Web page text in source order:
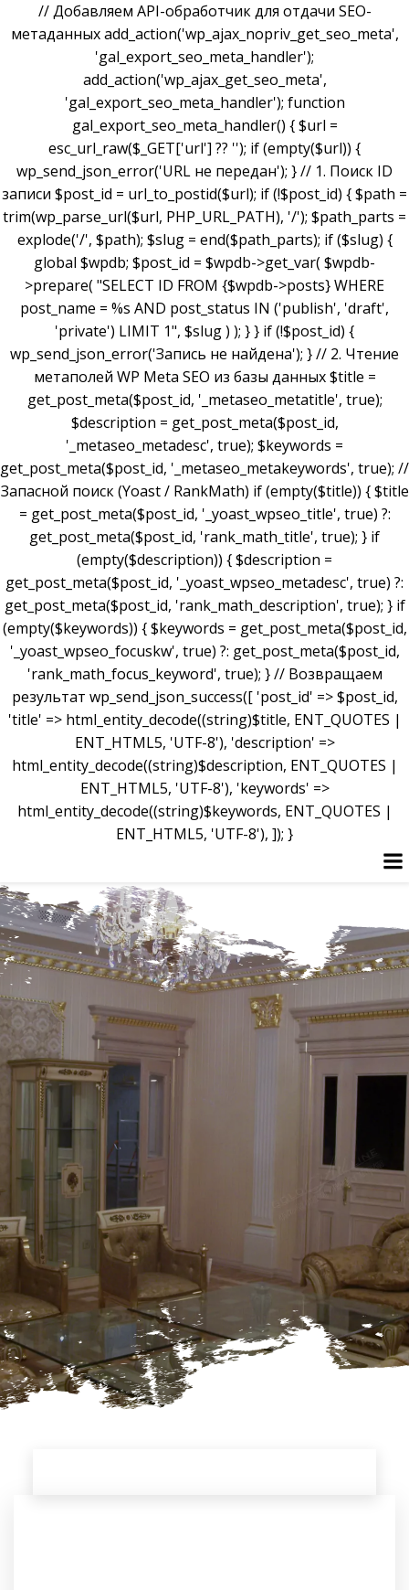
// Добавляем API-обработчик для отдачи SEO-
метаданных add_action('wp_ajax_nopriv_get_seo_meta',
'gal_export_seo_meta_handler');
add_action('wp_ajax_get_seo_meta',
'gal_export_seo_meta_handler'); function
gal_export_seo_meta_handler() { $url =
esc_url_raw($_GET['url'] ?? ''); if (empty($url)) {
wp_send_json_error('URL не передан'); } // 1. Поиск ID
записи $post_id = url_to_postid($url); if (!$post_id) { $path =
trim(wp_parse_url($url, PHP_URL_PATH), '/'); $path_parts =
explode('/', $path); $slug = end($path_parts); if ($slug) {
global $wpdb; $post_id = $wpdb->get_var( $wpdb-
>prepare( "SELECT ID FROM {$wpdb->posts} WHERE
post_name = %s AND post_status IN ('publish', 'draft',
'private') LIMIT 1", $slug ) ); } } if (!$post_id) {
wp_send_json_error('Запись не найдена'); } // 2. Чтение
метаполей WP Meta SEO из базы данных $title =
get_post_meta($post_id, '_metaseo_metatitle', true);
$description = get_post_meta($post_id,
'_metaseo_metadesc', true); $keywords =
get_post_meta($post_id, '_metaseo_metakeywords', true); //
Запасной поиск (Yoast / RankMath) if (empty($title)) { $title
= get_post_meta($post_id, '_yoast_wpseo_title', true) ?:
get_post_meta($post_id, 'rank_math_title', true); } if
(empty($description)) { $description =
get_post_meta($post_id, '_yoast_wpseo_metadesc', true) ?:
get_post_meta($post_id, 'rank_math_description', true); } if
(empty($keywords)) { $keywords = get_post_meta($post_id,
'_yoast_wpseo_focuskw', true) ?: get_post_meta($post_id,
'rank_math_focus_keyword', true); } // Возвращаем
результат wp_send_json_success([ 'post_id' => $post_id,
'title' => html_entity_decode((string)$title, ENT_QUOTES |
ENT_HTML5, 'UTF-8'), 'description' =>
html_entity_decode((string)$description, ENT_QUOTES |
ENT_HTML5, 'UTF-8'), 'keywords' =>
html_entity_decode((string)$keywords, ENT_QUOTES |
ENT_HTML5, 'UTF-8'), ]); }